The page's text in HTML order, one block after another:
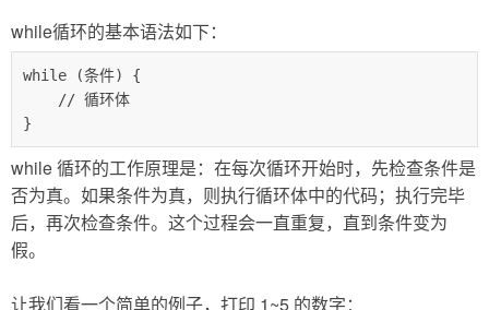
while循环的基本语法如下：
while (条件) {
}
while 循环的工作原理是：在每次循环开始时，先检查条件是
否为真。如果条件为真，则执行循环体中的代码；执行完毕
后，再次检查条件。这个过程会一直重复，直到条件变为
假。
让我们看一个简单的例子，打印 1~5 的数字：